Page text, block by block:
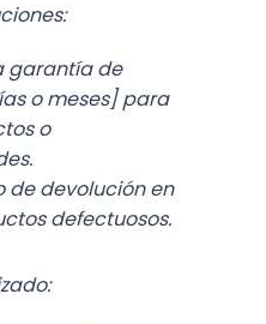
garantía de
o meses] para
o
de devolución en
defectuosos.